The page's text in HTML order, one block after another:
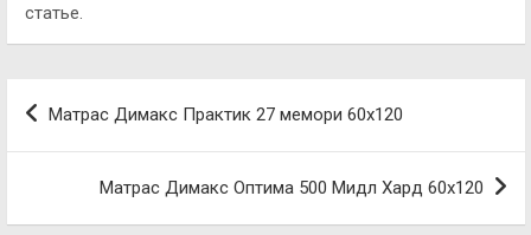
статье.
Навигация
по
Матрас Димакс Практик 27 мемори 60х120
Матрас Димакс Оптима 500 Мидл Хард 60х120